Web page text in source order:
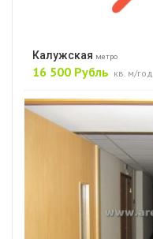
Калужская метро
16 500 Рубль кв. м/год